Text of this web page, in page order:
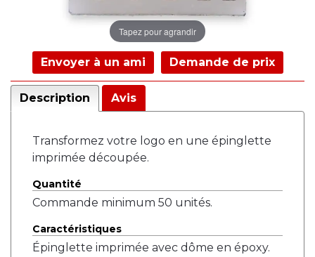
Tapez pour agrandir
Envoyer à un ami Demande de prix
Description Avis
Transformez votre logo en une épinglette
imprimée découpée.
Quantité
Commande minimum 50 unités.
Caractéristiques
Épinglette imprimée avec dôme en époxy.